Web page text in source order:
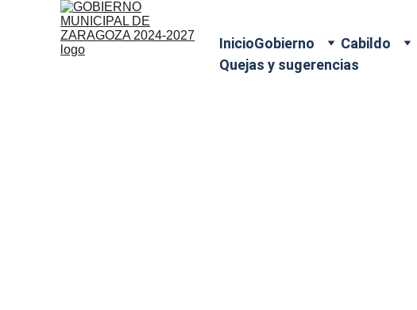
InicioGobierno Cabildo
Quejas y sugerencias